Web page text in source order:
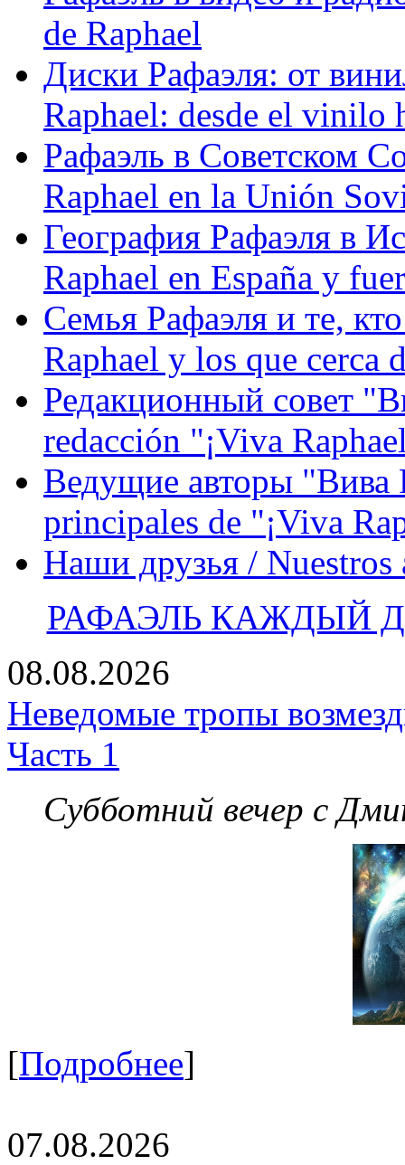
de Raphael
Диски Рафаэля: от
Raphael: desde el vinilo
Рафаэль в Советском
Raphael en la Unión
География Рафаэля в
Raphael en España y
Семья Рафаэля и те,
Raphael y los que cerca
Редакционный совет
redacción "¡Viva
Ведущие авторы "Вива
principales de "¡Viva
Наши друзья / Nuestros
РАФАЭЛЬ КАЖДЫЙ
08.08.2026
Неведомые тропы
Часть 1
Субботний вечер с
[Подробнее]
07.08.2026